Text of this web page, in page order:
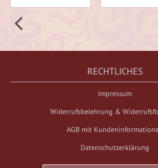
RECHTLICHES
Impressum
Widerrufsbelehrung &
AGB mit
Datenschutzerklärung